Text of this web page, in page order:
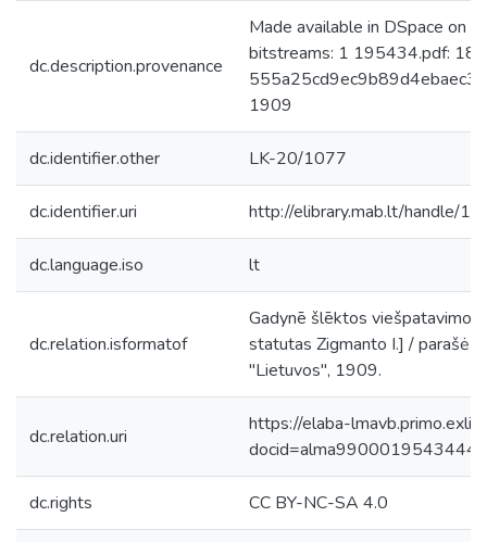
dc.description.provenance
Made available in DSpace on
bitstreams: 1 195434.pdf:
1909
dc.identifier.other LK-20/1077
dc.identifier.uri http://elibrary.mab.lt/handle/1/
dc.language.iso lt
dc.relation.isformatof
Gadynē šlēktos viešpatavimo
statutas Zigmanto I.] / parašė
"Lietuvos", 1909.
dc.relation.uri
https://elaba-
dc.rights CC BY-NC-SA 4.0